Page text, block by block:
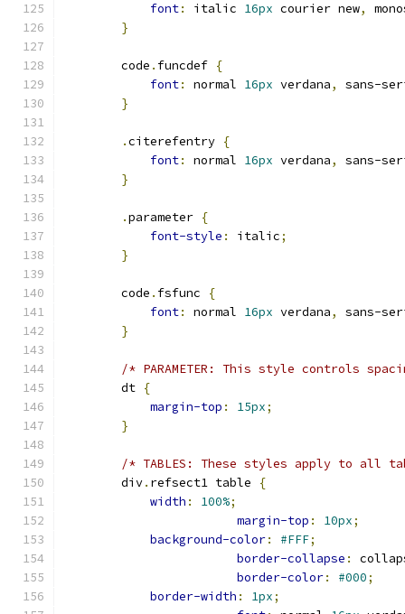
font: italic 16px courier new,
}
        code
. funcdef {
font: normal 16px verdana,
sans-
}
.citerefentry {
font: normal 16px verdana,
sans-
}
.parameter {
font-style : italic;
}
        code
. fsfunc
{
font: normal 16px verdana,
sans-
}
/* PARAMETER: This style controls
        dt
{
margin-top : 15px;
}
/* TABLES: These styles apply to all
        div
. refsect1 table
{
width : 100%;
margin-top : 10px;
background-color: #FFF;
border-collapse :
border-color: #000;
border-width : 1px;